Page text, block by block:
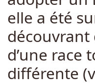
elle a été
découvrant
d’une race
différente